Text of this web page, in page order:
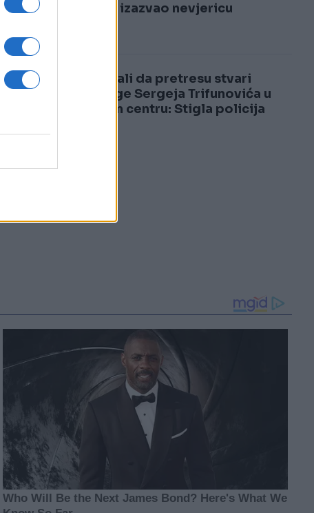
samrti izazvao nevjericu
4
Pokušali da pretresu stvari
supruge Sergeja Trifunovića u
tržnom centru: Stigla policija